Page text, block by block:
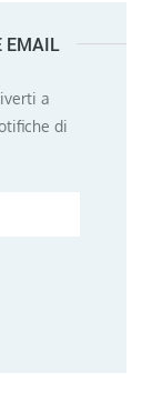
EMAIL
a
di